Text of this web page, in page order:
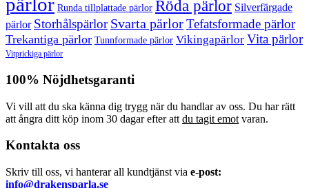
Runda tillplattade pärlor Röda pärlor Silverfärgade
pärlor Storhålspärlor Svarta pärlorTefatsformade pärlor
Trekantiga pärlor Tunnformade pärlor Vikingapärlor Vita pärlor
Vitprickiga pärlor
100% Nöjdhetsgaranti
Vi vill att du ska känna dig trygg när du handlar av oss. Du har rätt
att ångra ditt köp inom 30 dagar efter att du tagit emot varan.
Kontakta oss
Skriv till oss, vi hanterar all kundtjänst via e-post:
info@drakensparla.se